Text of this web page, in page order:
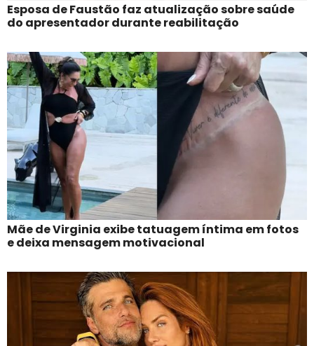
Esposa de Faustão faz atualização sobre saúde
do apresentador durante reabilitação
Mãe de Virginia exibe tatuagem íntima em fotos
e deixa mensagem motivacional